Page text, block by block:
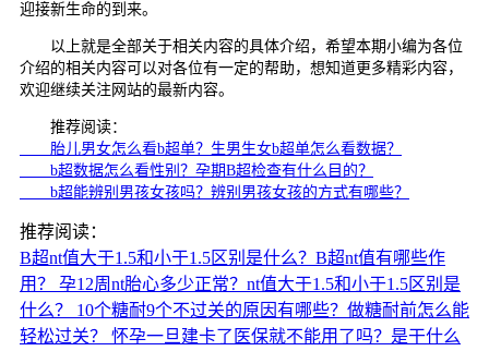
迎接新生命的到来。
以上就是全部关于相关内容的具体介绍，希望本期小编为各位
介绍的相关内容可以对各位有一定的帮助，想知道更多精彩内容，
欢迎继续关注网站的最新内容。
推荐阅读：
胎儿男女怎么看b超单？生男生女b超单怎么看数据？
b超数据怎么看性别？孕期B超检查有什么目的？
b超能辨别男孩女孩吗？辨别男孩女孩的方式有哪些？
推荐阅读：
B超nt值大于1.5和小于1.5区别是什么？B超nt值有哪些作
用？
孕12周nt胎心多少正常？nt值大于1.5和小于1.5区别是
什么？
10个糖耐9个不过关的原因有哪些？做糖耐前怎么能
轻松过关？
怀孕一旦建卡了医保就不能用了吗？是干什么